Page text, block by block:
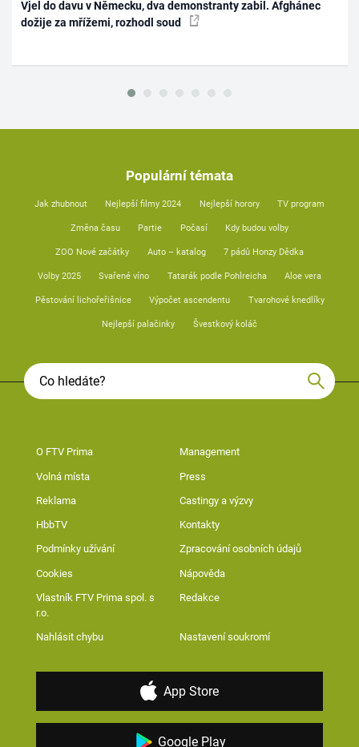
Vjel do davu v Německu, dva demonstranty zabil. Afghánec
dožije za mřížemi, rozhodl soud
Populární témata
Jak zhubnout Nejlepší filmy 2024 Nejlepší horory TV program
Změna času Partie Počasí Kdy budou volby
ZOO Nové začátky Auto – katalog 7 pádů Honzy Dědka
Volby 2025 Svařené víno Tatarák podle Pohlreicha Aloe vera
Pěstování lichořeřišnice Výpočet ascendentu Tvarohové knedlíky
Nejlepší palačinky Švestkový koláč
O FTV Prima Management
Volná místa Press
Reklama Castingy a výzvy
HbbTV Kontakty
Podmínky užívání Zpracování osobních údajů
Cookies Nápověda
Vlastník FTV Prima spol. s
r.o.
Redakce
Nahlásit chybu Nastavení soukromí
App Store
Google Play